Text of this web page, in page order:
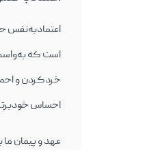
اعتمادبه‌نفس
است که
احساس
عهد و پیمان